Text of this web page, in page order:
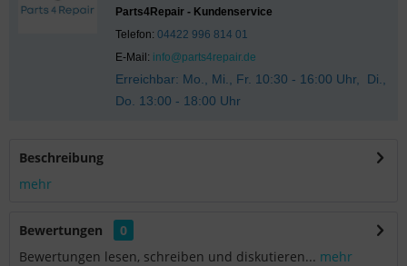
Parts4Repair - Kundenservice
Telefon: 04422 996 814 01
E-Mail: info@parts4repair.de
Erreichbar: Mo., Mi., Fr. 10:30 - 16:00 Uhr, Di.,
Do. 13:00 - 18:00 Uhr
Beschreibung
mehr
Bewertungen
0
Bewertungen lesen, schreiben und diskutieren... mehr